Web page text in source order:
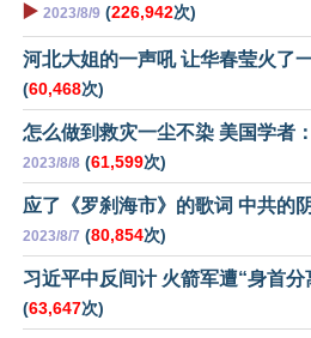
▶️ 2023/8/9 (226,942次)
河北大姐的一声吼 让华春莹火了
(60,468次)
怎么做到救灾一尘不染 美国学者
2023/8/8 (61,599次)
应了《罗刹海市》的歌词 中共的
2023/8/7 (80,854次)
习近平中反间计 火箭军遭“身首分
(63,647次)